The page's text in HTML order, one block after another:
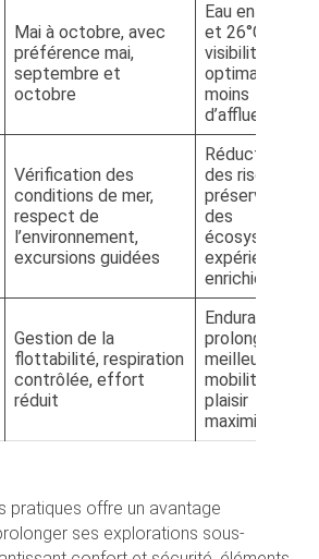
Mai à octobre, avec
préférence mai,
septembre et
octobre
Eau entre 20
et 26°C,
visibilité
optimale,
moins
d’affluence
Vérification des
conditions de mer,
respect de
l’environnement,
excursions guidées
Réduction
des risques,
préservation
des
écosystèmes,
expérience
enrichie
Gestion de la
flottabilité, respiration
contrôlée, effort
réduit
Endurance
prolongée,
meilleure
mobilité,
plaisir
maximisé
pratiques offre un avantage
ses explorations sous-